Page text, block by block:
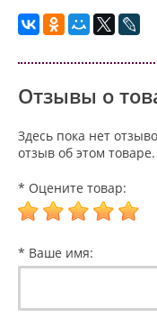
Отзывы о
Здесь пока нет
отзыв об этом товаре.
* Оцените товар:
* Ваше имя: